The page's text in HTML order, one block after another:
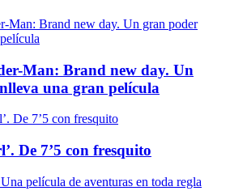
Man: Brand new day. Un
una gran película
De 7’5 con fresquito